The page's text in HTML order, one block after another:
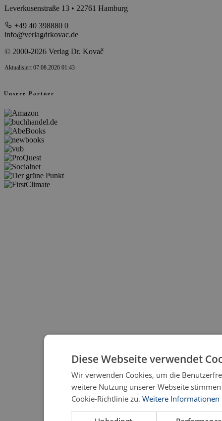
Leverkusenstraße 13 • 22761 Hamburg
+49 40 398880 0
info@verlagdrkovac.de
© 2000-2026 Verlag Dr. Kovač
Aktualisiert 07.08.2026 01:43
Unsere Partner
Diese Webseite verwendet
Wir verwenden Cookies, um die
weitere Nutzung unserer Webseite
Cookie-Richtlinie zu. Weitere Informationen